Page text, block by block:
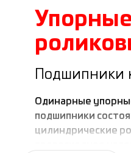
Подшипники
Одинарные
подшипники
цилиндрические